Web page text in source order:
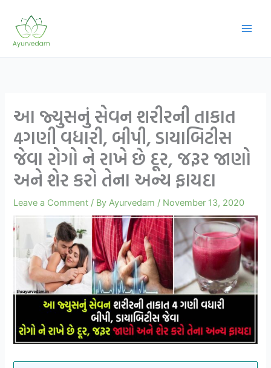
content
આ જ્યુસનું સેવન શરીરની તાકાત
4ગણી વધારી, બીપી, ડાયાબિટીસ
જેવા રોગો ને રાખે છે દૂર, જરૂર જાણો
અને શેર કરો તેના અન્ય ફાયદા
Leave a Comment / ByAyurvedam / November 13, 2020